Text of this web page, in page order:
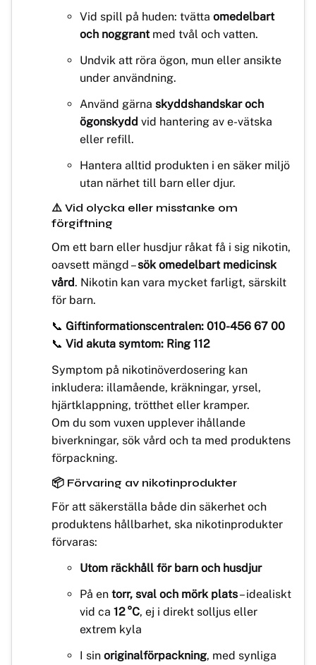
Vid spill på huden: tvätta omedelbart
och noggrantmed tvål och vatten.
Undvik att röra ögon, mun eller ansikte
under användning.
Använd gärna skyddshandskar och
ögonskydd vid hantering av e-vätska
eller refill.
Hantera alltid produkten i en säker miljö
utan närhet till barn eller djur.
⚠️ Vid olycka eller misstanke om
förgiftning
Om ett barn eller husdjur råkat få i sig nikotin,
oavsett mängd –sök omedelbart medicinsk
vård. Nikotin kan vara mycket farligt, särskilt
för barn.
📞 Giftinformationscentralen: 010-456 67 00
📞 Vid akuta symtom: Ring 112
Symptom på nikotinöverdosering kan
inkludera: illamående, kräkningar, yrsel,
hjärtklappning, trötthet eller kramper.
Om du som vuxen upplever ihållande
biverkningar, sök vård och ta med produktens
förpackning.
📦 Förvaring av nikotinprodukter
För att säkerställa både din säkerhet och
produktens hållbarhet, ska nikotinprodukter
förvaras:
Utom räckhåll för barn och husdjur
På en torr, sval och mörk plats– idealiskt
vid ca 12 °C, ej i direkt solljus eller
extrem kyla
I sin originalförpackning, med synliga